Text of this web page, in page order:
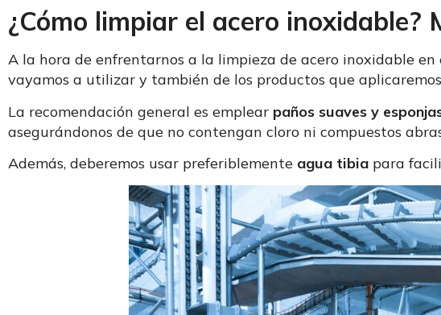
¿Cómo limpiar el acero
A la hora de enfrentarnos a la limpieza de acero inoxidable
vayamos a utilizar y también de los productos que
La recomendación general es emplear paños suaves y
asegurándonos de que no contengan cloro ni compuestos
Además, deberemos usar preferiblemente agua tibia para